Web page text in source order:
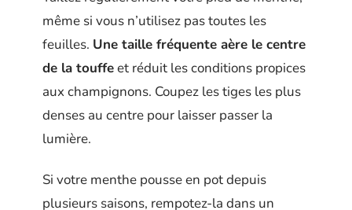
même si vous n’utilisez pas toutes les
feuilles. Une taille fréquente aère le centre
de la touffeet réduit les conditions propices
aux champignons. Coupez les tiges les plus
denses au centre pour laisser passer la
lumière.
Si votre menthe pousse en pot depuis
plusieurs saisons, rempotez-la dans un